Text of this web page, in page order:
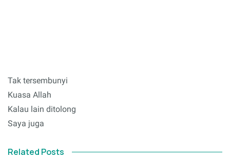
Tak tersembunyi
Kuasa Allah
Kalau lain ditolong
Saya juga
Related Posts